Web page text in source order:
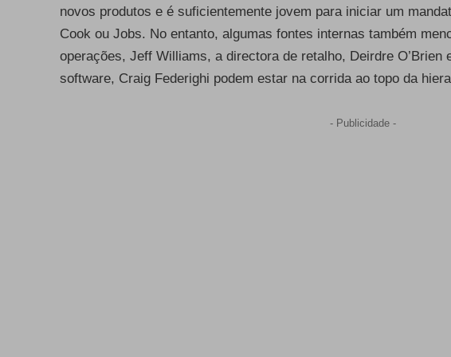
novos produtos e é suficientemente jovem para iniciar um
Cook ou Jobs. No entanto, algumas fontes internas também
operações, Jeff Williams, a directora de retalho, Deirdre O’Brien
software, Craig Federighi podem estar na corrida ao topo da
- Publicidade -